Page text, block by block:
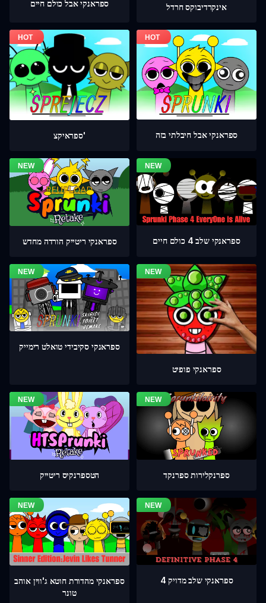
ספראנקי אבל כולם חיים אינקרדיבוקס חרדל
ספראיקצ' ספראנקי אבל חיבלתי בזה
ספראנקי ריטייק הורדה מחדש ספראנקי שלב 4 כולם חיים
ספראנקי סקיבידי טואלט רימייק
ספראנקי פופיט
הטספרנקיס ריטייק ספרנקלירות ספרנקד
ספראנקי מהדורת חוטא ג'ווין אוהב
טונר
ספראנקי שלב מדויק 4